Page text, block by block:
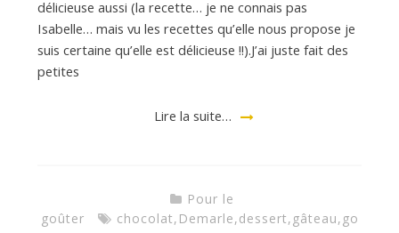
délicieuse aussi (la recette… je ne connais pas
Isabelle… mais vu les recettes qu’elle nous propose je
suis certaine qu’elle est délicieuse !!).J’ai juste fait des
petites
Lire la suite…
Pour le
goûter
chocolat, Demarle,dessert, gâteau, go